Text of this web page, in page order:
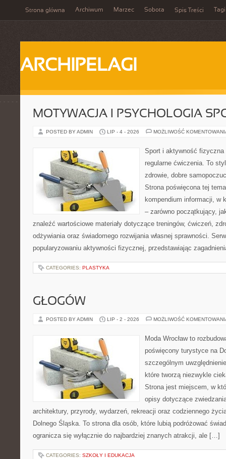
Strona główna Archiwum Marzec Sobota Spis Treści Tagi
ARCHIPELAGI
MOTYWACJA I PSYCHOLOGIA
POSTED BY ADMIN LIP - 4 - 2026 MOŻLIWOŚĆ
Sport i aktywność
regularne ćwiczenia. To
zdrowie, dobre
Strona poświęcona tej
kompendium informacji, w
– zarówno początkujący,
znaleźć wartościowe materiały dotyczące treningów, ćwiczeń,
odżywiania oraz świadomego rozwijania własnej sprawności.
popularyzowaniu aktywności fizycznej, przedstawiając
CATEGORIES: PLASTYKA
GŁOGÓW
POSTED BY ADMIN LIP - 2 - 2026 MOŻLIWOŚĆ
Moda Wrocław to
poświęcony turystyce na
szczególnym
które tworzą niezwykle
Strona jest miejscem, w
opisy dotyczące
architektury, przyrody, wydarzeń, rekreacji oraz codziennego
Dolnego Śląska. To strona dla osób, które lubią podróżować
ogranicza się wyłącznie do najbardziej znanych atrakcji, ale […]
CATEGORIES: SZKOŁY I EDUKACJA